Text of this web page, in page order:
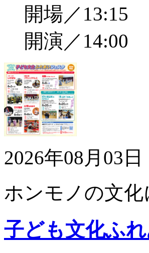
開場／13:15
開演／14:00
2026年08月03
ホンモノの文
子ども文化ふ